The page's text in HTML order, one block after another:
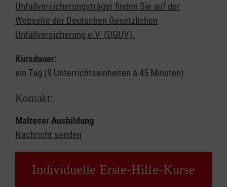
Unfallversicherungsträger finden Sie auf der
Webseite der Deutschen Gesetzlichen
Unfallversicherung e.V. (DGUV).
Kursdauer:
ein Tag (9 Unterrichtseinheiten à 45 Minuten)
Kontakt:
Malteser Ausbildung
Nachricht senden
Individuelle Erste-Hilfe-Kurse